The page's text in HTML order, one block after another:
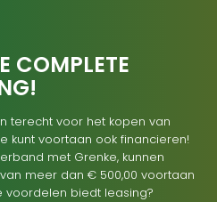
COMPLETE
terecht voor het kopen van
kunt voortaan ook financieren!
met Grenke, kunnen
meer dan € 500,00 voortaan
voordelen biedt leasing?